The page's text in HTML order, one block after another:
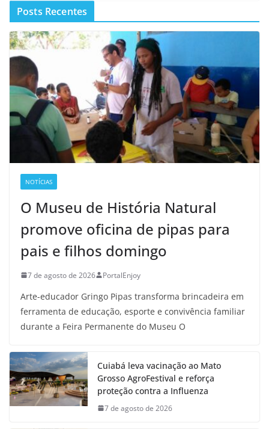
Posts Recentes
NOTÍCIAS
O Museu de História Natural
promove oficina de pipas para
pais e filhos domingo
7 de agosto de 2026 PortalEnjoy
Arte-educador Gringo Pipas transforma brincadeira em
ferramenta de educação, esporte e convivência familiar
durante a Feira Permanente do Museu O
Cuiabá leva vacinação ao Mato
Grosso AgroFestival e reforça
proteção contra a Influenza
7 de agosto de 2026